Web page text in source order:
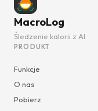
MacroLog
Śledzenie kalorii z AI
PRODUKT
Funkcje
O nas
Pobierz